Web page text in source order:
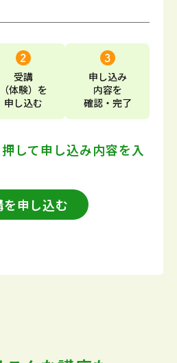
受講
（体験） を
申し込む
申し込み
内容を
確認・完了
して申し込み内容を入
を申し込む